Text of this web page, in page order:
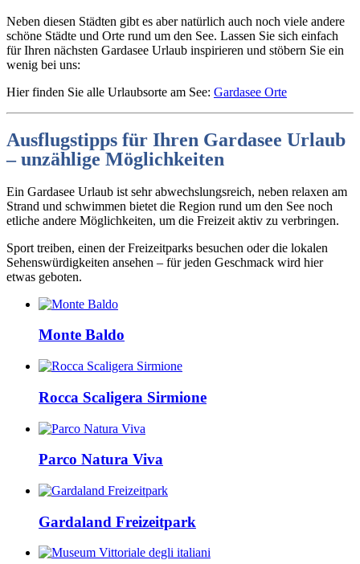
Neben diesen Städten gibt es aber natürlich auch noch viele andere
schöne Städte und Orte rund um den See. Lassen Sie sich einfach
für Ihren nächsten Gardasee Urlaub inspirieren und stöbern Sie ein
wenig bei uns:
Hier finden Sie alle Urlaubsorte am See: Gardasee Orte
Ausflugstipps für Ihren Gardasee Urlaub
– unzählige Möglichkeiten
Ein Gardasee Urlaub ist sehr abwechslungsreich, neben relaxen am
Strand und schwimmen bietet die Region rund um den See noch
etliche andere Möglichkeiten, um die Freizeit aktiv zu verbringen.
Sport treiben, einen der Freizeitparks besuchen oder die lokalen
Sehenswürdigkeiten ansehen – für jeden Geschmack wird hier
etwas geboten.
Monte Baldo
Rocca Scaligera Sirmione
Parco Natura Viva
Gardaland Freizeitpark